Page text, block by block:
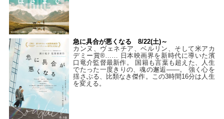
急に具合が悪くなる 8/22(土)～
カンヌ、ヴェネチア、ベルリン、そして米アカ
デミー賞®…… 日本映画界を新時代に導いた濱
口竜介監督最新作。 国籍も言葉も超えた、人生
でたった一度きりの、魂の邂逅――。 強く心を
揺さぶる、比類なき傑作。この3時間16分は人生
を変える。